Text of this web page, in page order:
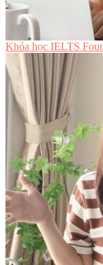
Khóa học IELTS